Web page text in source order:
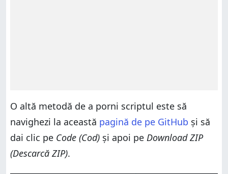
O altă metodă de a porni scriptul este să
navighezi la această pagină de pe GitHub și să
dai clic pe Code (Cod) și apoi pe Download ZIP
(Descarcă ZIP).